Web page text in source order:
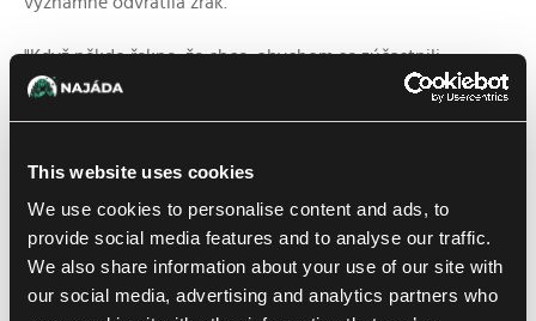
This website uses cookies
We use cookies to personalise content and ads, to
provide social media features and to analyse our traffic.
We also share information about your use of our site with
our social media, advertising and analytics partners who
"Když někdo řekne, že chce, abychom se zúčastnili,
abychom slyšeli víc o smrti našich kolegů, tak ano, museli
dělá něco jiného než frašku."
Auréliina křídla se zahalila do pláště a ona začala otevírat
ústa, chystajíc se říct něco, o čem si byla Kaya jistá, že
křehký mír v místnosti rozbije. Čas jako by se protahoval,
ten okamžik trval déle, než dokázala vysvětlit kauzalita, a